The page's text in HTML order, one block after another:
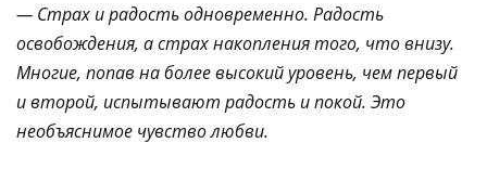
— Страх и радость одновременно. Радость
освобождения, а страх накопления того, что внизу.
Многие, попав на более высокий уровень, чем первый
и второй, испытывают радость и покой. Это
необъяснимое чувство любви.